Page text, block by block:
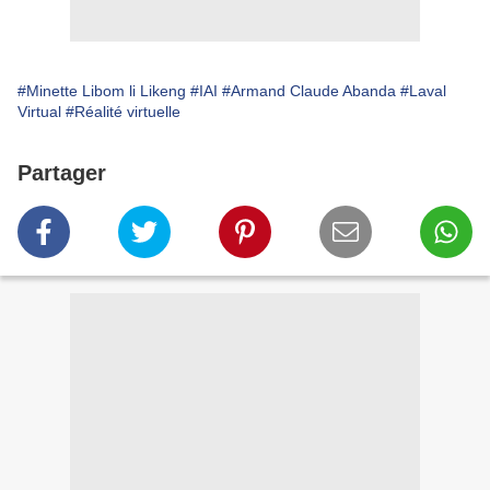
#Minette Libom li Likeng #IAI #Armand Claude Abanda #Laval
Virtual #Réalité virtuelle
Partager